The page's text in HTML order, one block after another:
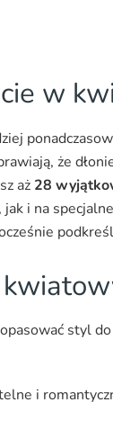
w
że
aż 28
i na
styl
i